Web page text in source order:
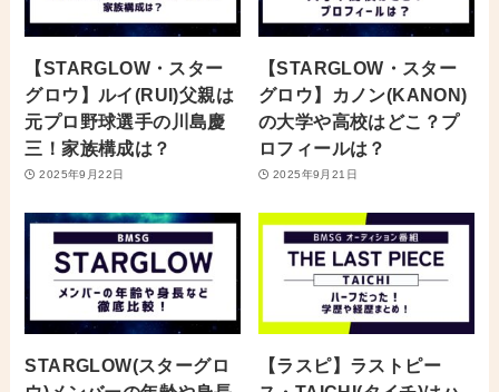
【STARGLOW・スター
グロウ】ルイ(RUI)父親は
元プロ野球選手の川島慶
三！家族構成は？
2025年9月22日
【STARGLOW・スター
グロウ】カノン(KANON)
の大学や高校はどこ？プ
ロフィールは？
2025年9月21日
STARGLOW(スターグロ
【ラスピ】ラストピー